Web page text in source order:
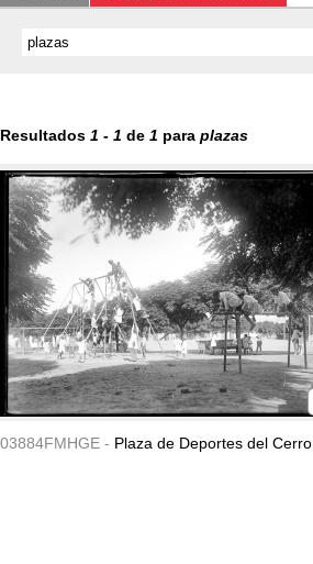
Resultados 1 - 1 de 1 para plazas
03884FMHGE - Plaza de Deportes del Cerro.